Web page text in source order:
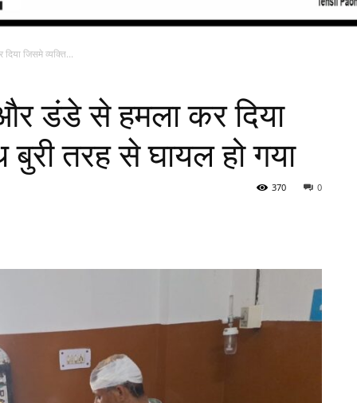
जिसमे व्यक्ति...
डंडे से हमला कर दिया
बुरी तरह से घायल हो गया
0
370